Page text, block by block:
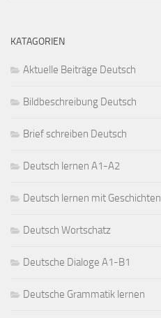
KATAGORIEN
Aktuelle Beiträge Deutsch
Bildbeschreibung Deutsch
Brief schreiben Deutsch
Deutsch lernen A1-A2
Deutsch lernen mit Geschichten
Deutsch Wortschatz
Deutsche Dialoge A1-B1
Deutsche Grammatik lernen